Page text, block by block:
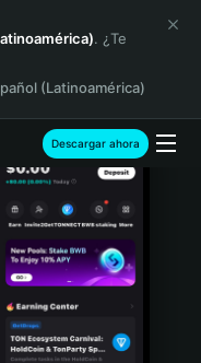
. ¿Te
(Latinoamérica)
Descargar ahora